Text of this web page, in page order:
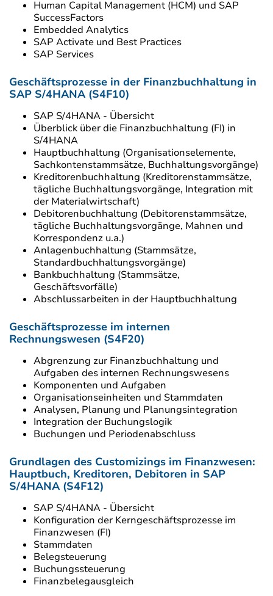
Human Capital Management (HCM) und SAP
SuccessFactors
Embedded Analytics
SAP Activate und Best Practices
SAP Services
Geschäftsprozesse in der Finanzbuchhaltung in
SAP S/4HANA (S4F10)
SAP S/4HANA - Übersicht
Überblick über die Finanzbuchhaltung (FI) in
S/4HANA
Hauptbuchhaltung (Organisationselemente,
Sachkontenstammsätze, Buchhaltungsvorgänge)
Kreditorenbuchhaltung (Kreditorenstammsätze,
tägliche Buchhaltungsvorgänge, Integration mit
der Materialwirtschaft)
Debitorenbuchhaltung (Debitorenstammsätze,
tägliche Buchhaltungsvorgänge, Mahnen und
Korrespondenz u.a.)
Anlagenbuchhaltung (Stammsätze,
Standardbuchhaltungsvorgänge)
Bankbuchhaltung (Stammsätze,
Geschäftsvorfälle)
Abschlussarbeiten in der Hauptbuchhaltung
Geschäftsprozesse im internen
Rechnungswesen (S4F20)
Abgrenzung zur Finanzbuchhaltung und
Aufgaben des internen Rechnungswesens
Komponenten und Aufgaben
Organisationseinheiten und Stammdaten
Analysen, Planung und Planungsintegration
Integration der Buchungslogik
Buchungen und Periodenabschluss
Grundlagen des Customizings im Finanzwesen:
Hauptbuch, Kreditoren, Debitoren in SAP
S/4HANA (S4F12)
SAP S/4HANA - Übersicht
Konfiguration der Kerngeschäftsprozesse im
Finanzwesen (FI)
Stammdaten
Belegsteuerung
Buchungssteuerung
Finanzbelegausgleich